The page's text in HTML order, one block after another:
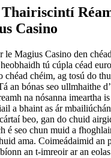
Casino
le Magius Casino den
tú cúpla céad
chéad chéim, ag tosú do
an bónas seo ullmhaithe
na nósanna imeartha
a bhaint as ár
beo, gan do chuid
é seo chun muid a
ama. Coimeádaimid an
an t-imreoir ar an